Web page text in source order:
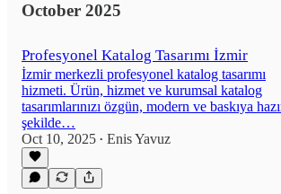
October 2025
Profesyonel Katalog Tasarımı İzmir
İzmir merkezli profesyonel katalog tasarımı
hizmeti. Ürün, hizmet ve kurumsal katalog
tasarımlarınızı özgün, modern ve baskıya
şekilde…
Oct 10, 2025 • Enis Yavuz